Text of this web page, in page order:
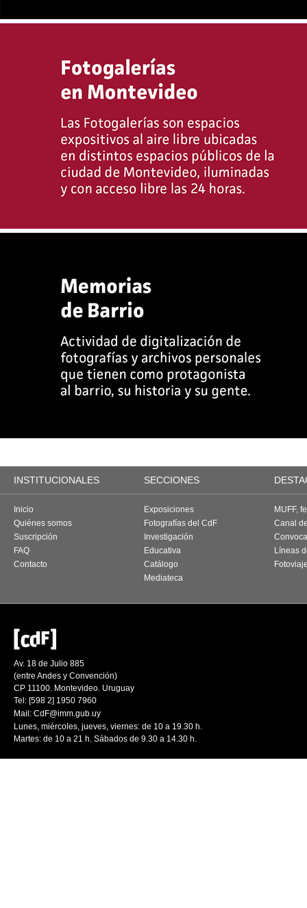
INSTITUCIONALES SECCIONES
Inicio
Quiénes somos
Suscripción
FAQ
Contacto
Exposiciones
Fotografías del CdF
Investigación
Educativa
Catálogo
Mediateca
MUFF,
Canal
Líneas
Av. 18 de Julio 885
(entre Andes y Convención)
CP 11100. Montevideo. Uruguay
Tel: [598 2] 1950 7960
Mail: CdF@imm.gub.uy
Lunes, miércoles, jueves, viernes: de 10 a 19.30 h.
Martes: de 10 a 21 h. Sábados de 9.30 a 14.30 h.